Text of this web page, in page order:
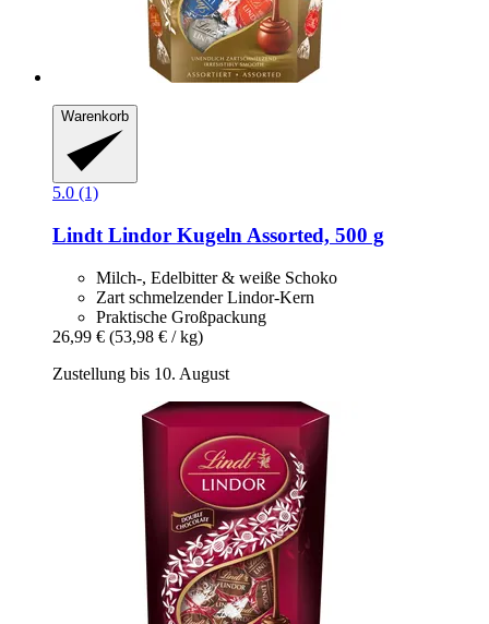
Warenkorb
5.0 (1)
Lindt Lindor Kugeln Assorted, 500 g
Milch-, Edelbitter & weiße Schoko
Zart schmelzender Lindor-Kern
Praktische Großpackung
26,99 € (53,98 € / kg)
Zustellung bis 10. August